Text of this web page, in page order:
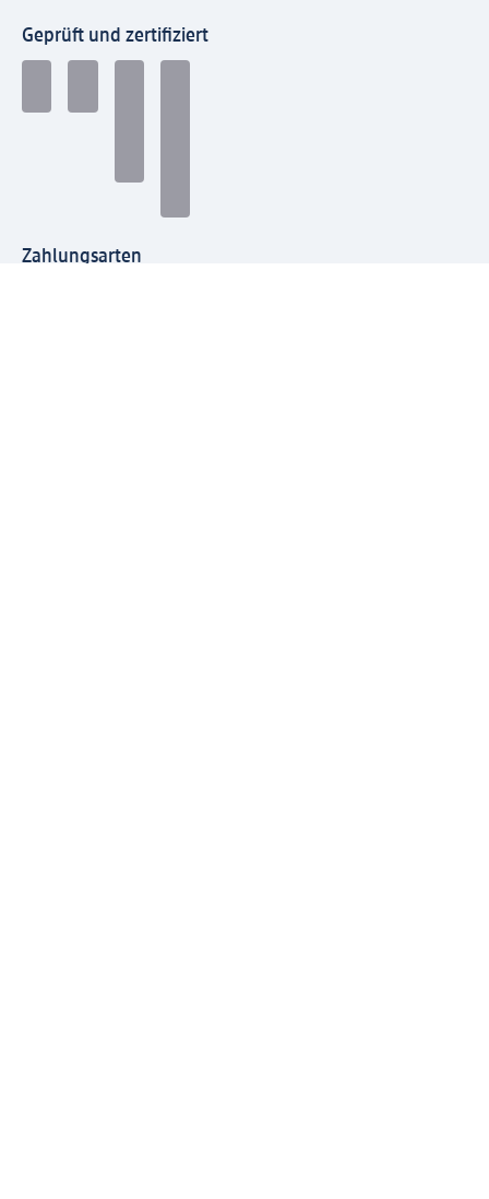
Geprüft und zertifiziert
Zahlungsarten